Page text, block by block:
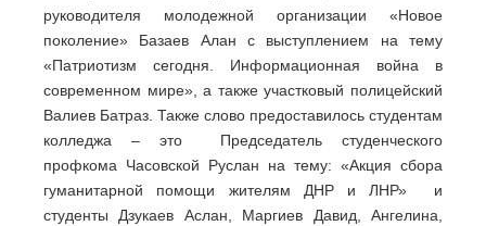
руководителя молодежной организации «Новое
поколение» Базаев Алан с выступлением на тему
«Патриотизм сегодня. Информационная война в
современном мире», а также участковый полицейский
Валиев Батраз. Также слово предоставилось студентам
колледжа – это Председатель студенческого
профкома Часовской Руслан на тему: «Акция сбора
гуманитарной помощи жителям ДНР и ЛНР» и
студенты Дзукаев Аслан, Маргиев Давид, Ангелина,